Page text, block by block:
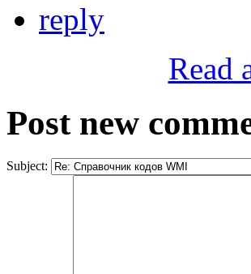
reply
Read
Post new
Subject: